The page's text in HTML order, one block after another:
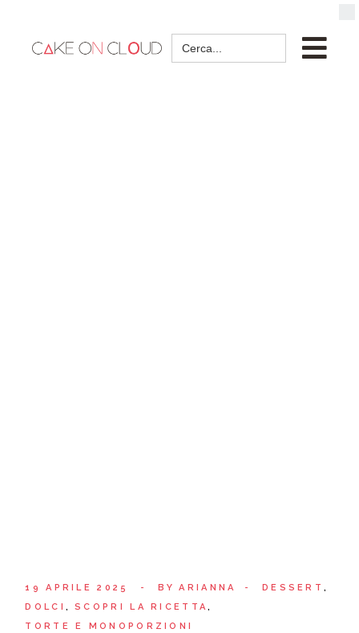
Search
for:
19 APRILE 2025 BY ARIANNA
DESSERT
DOLCI
SCOPRI LA RICETTA
TORTE E MONOPORZIONI